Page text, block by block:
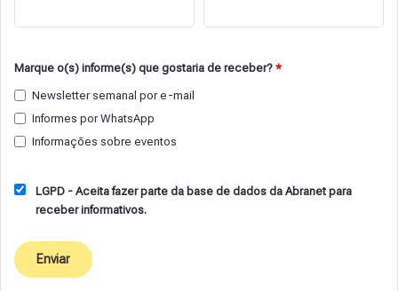
Marque o(s) informe(s) que gostaria de receber? *
Newsletter semanal por e-mail
Informes por WhatsApp
Informações sobre eventos
LGPD - Aceita fazer parte da base de dados da Abranet para
receber informativos.